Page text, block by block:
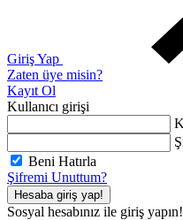
Giriş Yap
Zaten üye misin?
Kayıt Ol
Kullanıcı girişi
Beni Hatırla
Şifremi Unuttum?
Hesaba giriş yap!
Sosyal hesabınız ile giriş yapın!